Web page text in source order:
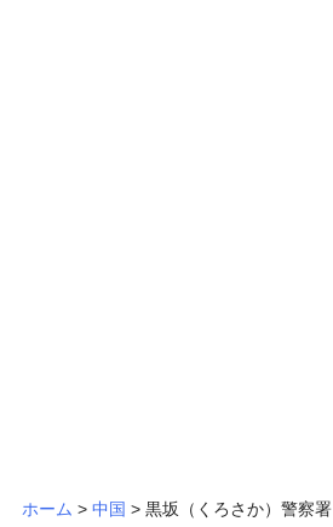
ホーム > 中国 > 黒坂（くろさか）警察署